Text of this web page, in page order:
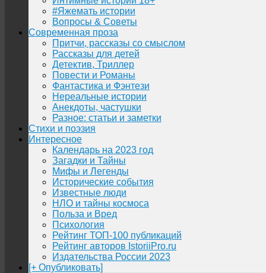
#Яжемать истории
Вопросы & Советы
Современная проза
Притчи, рассказы со смыслом
Рассказы для детей
Детектив, Триллер
Повести и Романы
Фантастика и Фэнтези
Нереальные истории
Анекдоты, частушки
Разное: статьи и заметки
Стихи и поэзия
Интересное
Календарь на 2023 год
Загадки и Тайны
Мифы и Легенды
Исторические события
Известные люди
НЛО и тайны космоса
Польза и Вред
Психология
Рейтинг ТОП-100 публикаций
Рейтинг авторов IstoriiPro.ru
Издательства России 2023
[+ Опубликовать]